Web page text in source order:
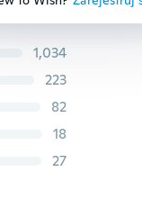
1,034
223
82
18
27